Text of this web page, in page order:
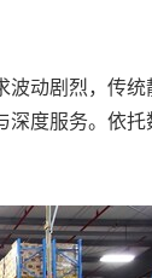
动剧烈，传
度服务。依